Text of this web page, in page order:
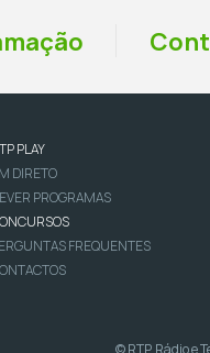
PLAY
DIRETO
PROGRAMAS
FREQUENTES
© RTP, Rádio e